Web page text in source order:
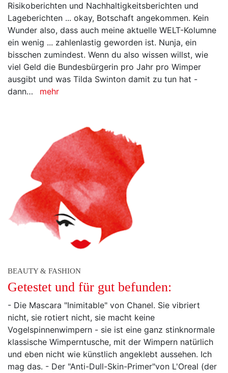
Risikoberichten und Nachhaltigkeitsberichten und
Lageberichten ... okay, Botschaft angekommen. Kein
Wunder also, dass auch meine aktuelle WELT-Kolumne
ein wenig ... zahlenlastig geworden ist. Nunja, ein
bisschen zumindest. Wenn du also wissen willst, wie
viel Geld die Bundesbürgerin pro Jahr pro Wimper
ausgibt und was Tilda Swinton damit zu tun hat -
dann…
mehr
BEAUTY & FASHION
Getestet und für gut befunden:
- Die Mascara "Inimitable" von Chanel. Sie vibriert
nicht, sie rotiert nicht, sie macht keine
Vogelspinnenwimpern - sie ist eine ganz stinknormale
klassische Wimperntusche, mit der Wimpern natürlich
und eben nicht wie künstlich angeklebt aussehen. Ich
mag das. - Der "Anti-Dull-Skin-Primer"von L'Oreal (der